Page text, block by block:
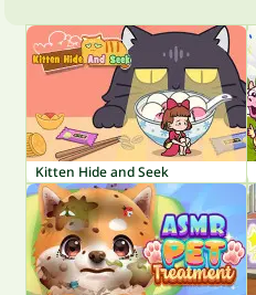
Kitten Hide and Seek